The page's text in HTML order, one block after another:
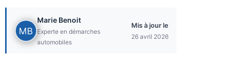
Marie Benoit
Experte en démarches
automobiles
Mis à jour le
26 avril 2026